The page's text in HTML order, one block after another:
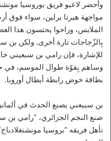
وأحضر لاعبو فريق بوروسيا
مواجهة هيرتا برلين، سواء
الملابس، وراحوا يحتسون هذا
بِالزّجاجات تارة أخرى. ولكن بن
للإشارة، فإن رامي بن سبعيني
وساهم بِقوّة طوال الموسم، في
بطاقة خوض رابطة أبطال أوروبا.
بن سبيعني يصنع الحدث في
صنع النجم الجزائري، “رامي بن
تأهل فريقه “بروسيا